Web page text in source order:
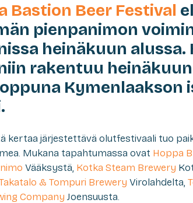
Bastion Beer Festival
pienpanimon
heinäkuun alussa.
rakentuu
Kymenlaakson
kertaa järjestettävä olutfestivaali tuo
Mukana tapahtumassa ovat Hoppa
Vääksystä, Kotka Steam Brewery
& Tompuri Brewery Virolahdelta,
Company Joensuusta.